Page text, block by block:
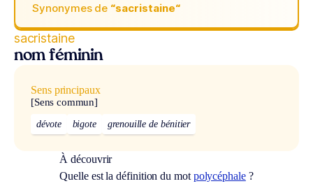
Synonymes de “sacristaine“
sacristaine
nom féminin
Sens principaux
[Sens commun]
dévote bigote grenouille de bénitier
À découvrir
Quelle est la définition du mot polycéphale?